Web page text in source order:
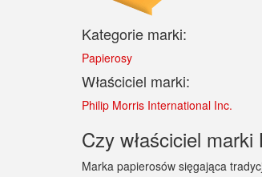
Kategorie marki:
Papierosy
Właściciel marki:
Philip Morris International Inc.
Czy właściciel
Marka papierosów sięgająca